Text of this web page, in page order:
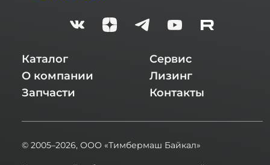
Каталог
О компании
Запчасти
Сервис
Лизинг
Контакты
© 2005–2026, ООО «Тимбермаш Байкал»